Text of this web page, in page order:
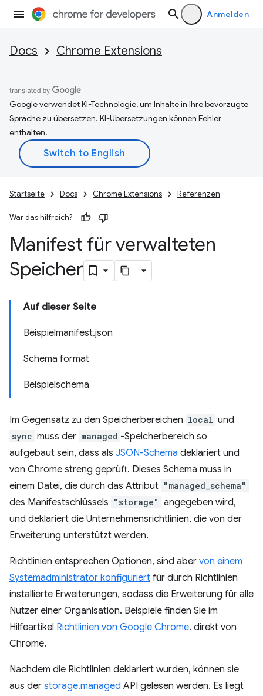
Anmelden
Docs Chrome Extensions
Google verwendet KI-Technologie, um Inhalte in Ihre bevorzugte
Sprache zu übersetzen. KI-Übersetzungen können Fehler
enthalten.
Startseite Docs Chrome Extensions Referenzen
War das hilfreich?
Manifest für verwalteten
Speicher
Auf dieser Seite
Beispielmanifest.json
Schema format
Beispielschema
Im Gegensatz zu den Speicherbereichen local und
sync muss der managed -Speicherbereich so
aufgebaut sein, dass als JSON-Schema deklariert und
von Chrome streng geprüft. Dieses Schema muss in
einem Datei, die durch das Attribut "managed_schema"
des Manifestschlüssels "storage" angegeben wird,
und deklariert die Unternehmensrichtlinien, die von der
Erweiterung unterstützt werden.
Richtlinien entsprechen Optionen, sind aber von einem
Systemadministrator konfiguriert für durch Richtlinien
installierte Erweiterungen, sodass die Erweiterung für alle
Nutzer einer Organisation. Beispiele finden Sie im
Hilfeartikel Richtlinien von Google Chrome. direkt von
Chrome.
Nachdem die Richtlinien deklariert wurden, können sie
aus der storage.managed API gelesen werden. Es liegt